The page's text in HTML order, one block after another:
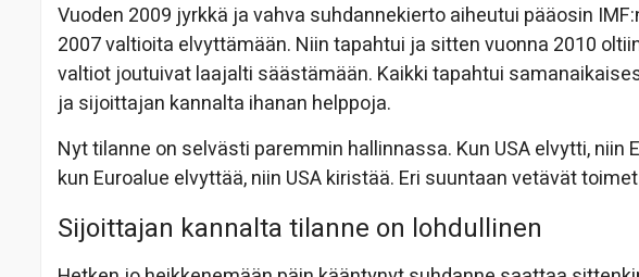
Vuoden 2009 jyrkkä ja vahva suhdannekierto aiheutui pääosin
2007 valtioita elvyttämään. Niin tapahtui ja sitten vuonna 2010
valtiot joutuivat laajalti säästämään. Kaikki tapahtui
ja sijoittajan kannalta ihanan helppoja.
Nyt tilanne on selvästi paremmin hallinnassa. Kun USA elvytti, niin
kun Euroalue elvyttää, niin USA kiristää. Eri suuntaan vetävät
Sijoittajan kannalta tilanne on lohdullinen